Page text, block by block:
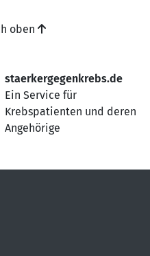
staerkergegenkrebs.de
Ein Service für
Krebspatienten und deren
Angehörige
oben